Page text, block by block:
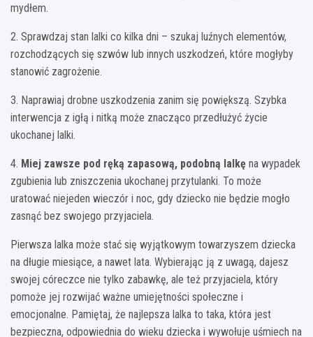
mydłem.
2. Sprawdzaj stan lalki co kilka dni – szukaj luźnych elementów,
rozchodzących się szwów lub innych uszkodzeń, które mogłyby
stanowić zagrożenie.
3. Naprawiaj drobne uszkodzenia zanim się powiększą. Szybka
interwencja z igłą i nitką może znacząco przedłużyć życie
ukochanej lalki.
4. Miej zawsze pod ręką zapasową, podobną lalkę na wypadek
zgubienia lub zniszczenia ukochanej przytulanki. To może
uratować niejeden wieczór i noc, gdy dziecko nie będzie mogło
zasnąć bez swojego przyjaciela.
Pierwsza lalka może stać się wyjątkowym towarzyszem dziecka
na długie miesiące, a nawet lata. Wybierając ją z uwagą, dajesz
swojej córeczce nie tylko zabawkę, ale też przyjaciela, który
pomoże jej rozwijać ważne umiejętności społeczne i
emocjonalne. Pamiętaj, że najlepsza lalka to taka, która jest
bezpieczna, odpowiednia do wieku dziecka i wywołuje uśmiech na